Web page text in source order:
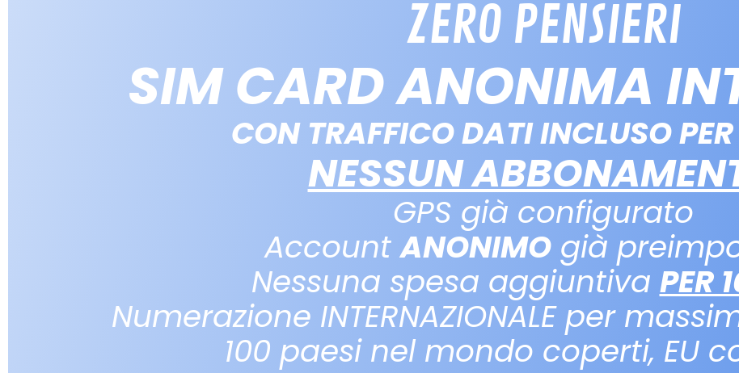
ZERO PENSIERI
SIM CARD ANONIMA
CON TRAFFICO DATI INCLUSO
NESSUN
GPS già configurato
AccountANONIMO già
Nessuna spesa aggiuntiva PER
Numerazione INTERNAZIONALE per
100 paesi nel mondo coperti, EU